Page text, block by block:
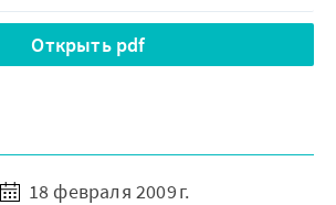
Открыть pdf
18 февраля 2009 г.